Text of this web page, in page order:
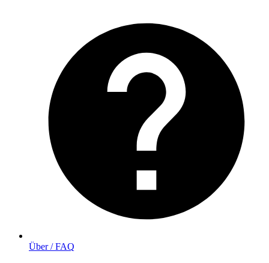
Über / FAQ